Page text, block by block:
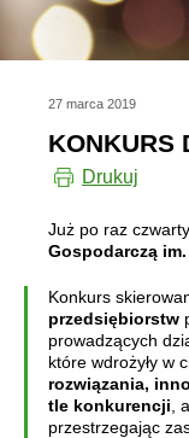
27 marca 2019
KONKURS
Drukuj
Już po raz
Gospodarczą
Konkurs
przedsiębiorstw
prowadzących
które wdrożyły w
rozwiązania,
tle konkurencji ,
przestrzegając